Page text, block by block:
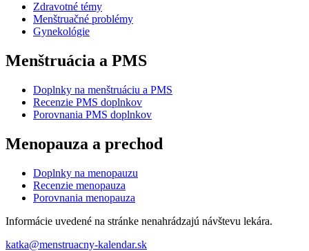
Zdravotné témy
Menštruačné problémy
Gynekológie
Menštruácia a PMS
Doplnky na menštruáciu a PMS
Recenzie PMS doplnkov
Porovnania PMS doplnkov
Menopauza a prechod
Doplnky na menopauzu
Recenzie menopauza
Porovnania menopauza
Informácie uvedené na stránke nenahrádzajú návštevu lekára.
katka@menstruacny-kalendar.sk